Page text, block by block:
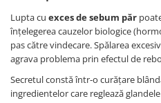
Lenjerii De Pat, Finet Premium
2 Persoane
Lenjerii De Pat Jacquard
Lenjerii De Pat Cocolino
Lupta cu exces de sebum păr
înțelegerea cauzelor biologice
pas către vindecare. Spălarea
agrava problema prin efectul de
Secretul constă într-o curățare
ingredientelor care reglează